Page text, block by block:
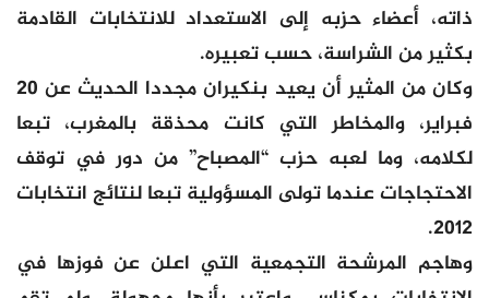
ذاته، أعضاء حزبه إلى الاستعداد للانتخابات القادمة
بكثير من الشراسة، حسب تعبيره.
وكان من المثير أن يعيد بنكيران مجددا الحديث عن 20
فبراير، والمخاطر التي كانت محذقة بالمغرب، تبعا
لكلامه، وما لعبه حزب “المصباح” من دور في توقف
الاحتجاجات عندما تولى المسؤولية تبعا لنتائج انتخابات
2012.
وهاجم المرشحة التجمعية التي اعلن عن فوزها في